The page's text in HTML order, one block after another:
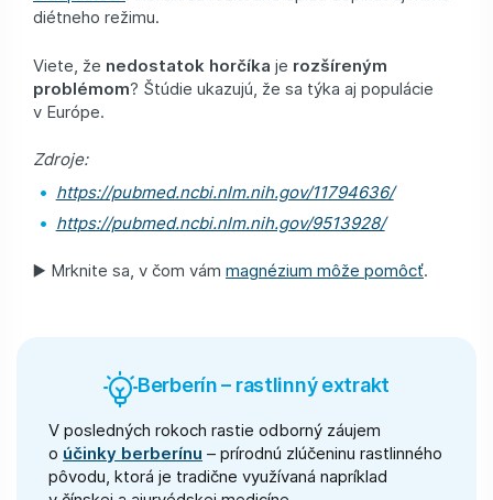
diétneho režimu.
Viete, že nedostatok horčíka je rozšíreným
problémom? Štúdie ukazujú, že sa týka aj populácie
v Európe.
Zdroje:
https://pubmed.ncbi.nlm.nih.gov/11794636/
https://pubmed.ncbi.nlm.nih.gov/9513928/
▶️ Mrknite sa, v čom vám magnézium môže pomôcť.
Berberín – rastlinný extrakt
V posledných rokoch rastie odborný záujem
o účinky berberínu – prírodnú zlúčeninu rastlinného
pôvodu, ktorá je tradične využívaná napríklad